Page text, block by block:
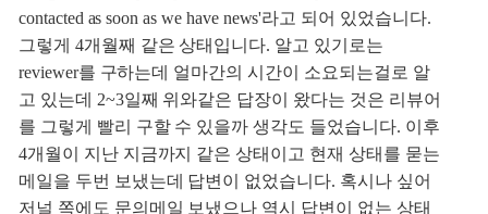
contacted as soon as we have news'라고 되어 있었습니다.
그렇게 4개월째 같은 상태입니다. 알고 있기로는
reviewer를 구하는데 얼마간의 시간이 소요되는걸로 알
고 있는데 2~3일째 위와같은 답장이 왔다는 것은 리뷰어
를 그렇게 빨리 구할 수 있을까 생각도 들었습니다. 이후
4개월이 지난 지금까지 같은 상태이고 현재 상태를 묻는
메일을 두번 보냈는데 답변이 없었습니다. 혹시나 싶어
저널 쪽에도 문의메일 보냈으나 역시 답변이 없는 상태